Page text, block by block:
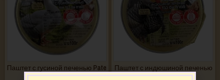
Паштет с гусиной печенью Pate
100 гр....
Паштет с индюшиной печенью
Pate 100 гр....